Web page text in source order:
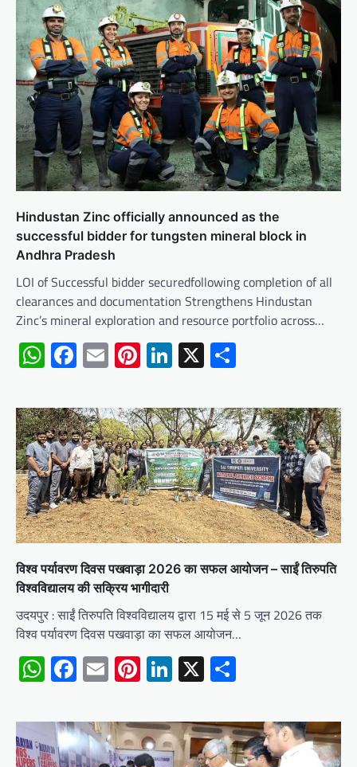
Hindustan Zinc officially announced as the
successful bidder for tungsten mineral block in
Andhra Pradesh
LOI of Successful bidder securedfollowing completion of all
clearances and documentation Strengthens Hindustan
Zinc’s mineral exploration and resource portfolio across…
WhatsApp
Facebook
EmailPinterest
LinkedIn
X
विश्व पर्यावरण दिवस पखवाड़ा 2026 का सफल आयोजन – साईं तिरुपति
विश्वविद्यालय की सक्रिय भागीदारी
उदयपुर : साईं तिरुपति विश्वविद्यालय द्वारा 15 मई से 5 जून 2026 तक
विश्व पर्यावरण दिवस पखवाड़ा का सफल आयोजन…
WhatsApp
Facebook
EmailPinterest
LinkedIn
X